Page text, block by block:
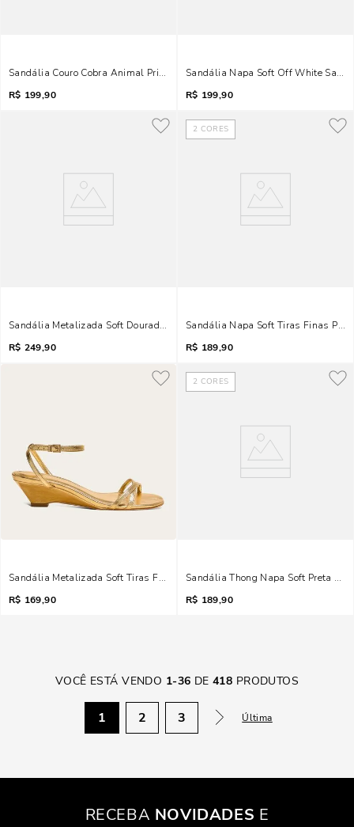
Sandália Couro Cobra Animal Print Metal
R$ 199,90
Sandália Napa Soft Off White Salto
R$ 199,90
Sandália Metalizada Soft Dourada Bico Quadrado
R$ 249,90
2 CORES
Sandália Napa Soft Tiras Finas
R$ 189,90
Sandália Metalizada Soft Tiras Finas Dourada Anabela
R$ 169,90
2 CORES
Sandália Thong Napa Soft Preta
R$ 189,90
VOCÊ ESTÁ VENDO 1-36 DE418 PRODUTOS
1 2 3 Última
RECEBA NOVIDADES E